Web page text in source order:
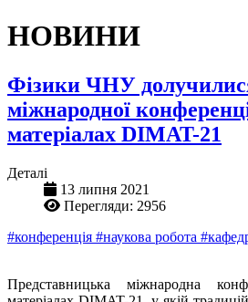
НОВИНИ
Фізики ЧНУ
міжнародної
матеріалах DIMAT-21
Деталі
13 липня 2021
Перегляди: 2956
#конференція #наукова робота
Представницька міжнародна